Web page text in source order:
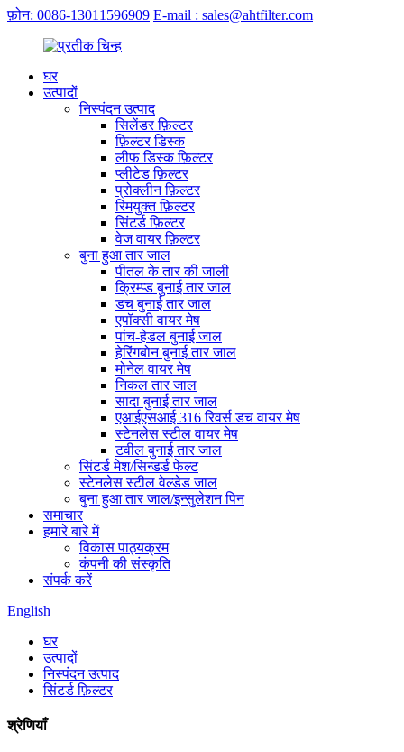
फ़ोन: 0086-13011596909 E-mail : sales@ahtfilter.com
घर
उत्पादों
निस्पंदन उत्पाद
सिलेंडर फ़िल्टर
फ़िल्टर डिस्क
लीफ डिस्क फ़िल्टर
प्लीटेड फ़िल्टर
प्रोक्लीन फ़िल्टर
रिमयुक्त फ़िल्टर
सिंटर्ड फ़िल्टर
वेज वायर फ़िल्टर
बुना हुआ तार जाल
पीतल के तार की जाली
क्रिम्प्ड बुनाई तार जाल
डच बुनाई तार जाल
एपॉक्सी वायर मेष
पांच-हेडल बुनाई जाल
हेरिंगबोन बुनाई तार जाल
मोनेल वायर मेष
निकल तार जाल
सादा बुनाई तार जाल
एआईएसआई 316 रिवर्स डच वायर मेष
स्टेनलेस स्टील वायर मेष
टवील बुनाई तार जाल
सिंटर्ड मेश/सिन्डर्ड फेल्ट
स्टेनलेस स्टील वेल्डेड जाल
बुना हुआ तार जाल/इन्सुलेशन पिन
समाचार
हमारे बारे में
विकास पाठ्यक्रम
कंपनी की संस्कृति
संपर्क करें
English
घर
उत्पादों
निस्पंदन उत्पाद
सिंटर्ड फ़िल्टर
श्रेणियाँ